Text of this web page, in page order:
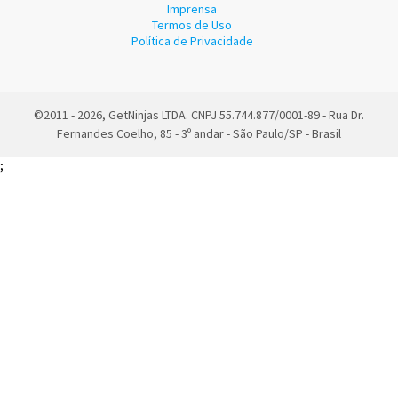
Imprensa
Termos de Uso
Política de Privacidade
©2011 - 2026, GetNinjas LTDA. CNPJ 55.744.877/0001-89 - Rua Dr.
Fernandes Coelho, 85 - 3º andar - São Paulo/SP - Brasil
;